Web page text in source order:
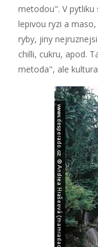
metodou". V pytliku
lepivou ryzi a
ryby, jiny
chilli, cukru, apod.
metoda", ale